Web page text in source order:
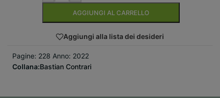
AGGIUNGI AL CARRELLO
Aggiungi alla lista dei desideri
Pagine: 228 Anno: 2022
Collana:Bastian Contrari